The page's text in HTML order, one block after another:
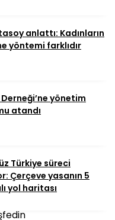
anlattı: Kadınların
yöntemi farklıdır
yönetim
atandı
Türkiye süreci
Çerçeve yasanın 5
yol haritası